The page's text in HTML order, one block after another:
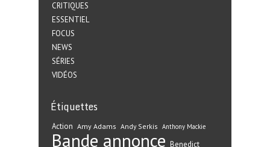
CRITIQUES
ESSENTIEL
FOCUS
NEWS
SÉRIES
VIDÉOS
Étiquettes
Action Amy Adams Andy Serkis Anthony Mackie
Bande annonce Benedict